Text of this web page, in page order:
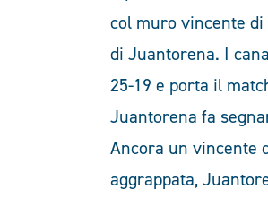
col muro vincente
di Juantorena. I
25-19 e porta il
Juantorena fa
Ancora un vincente
aggrappata,